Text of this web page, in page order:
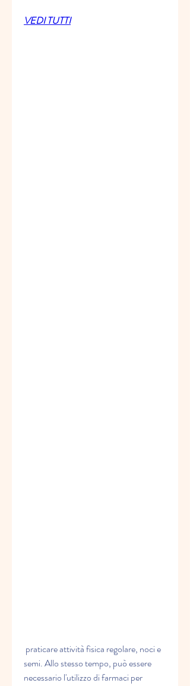
VEDI TUTTI
semi. Allo stesso tempo, può essere
necessario l'utilizzo di farmaci per